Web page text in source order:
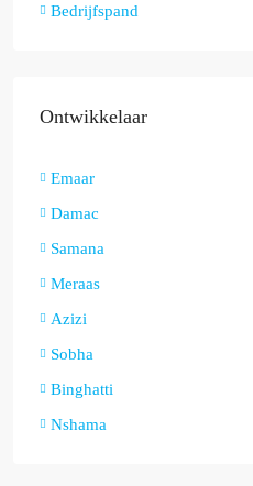
Bedrijfspand
Ontwikkelaar
Emaar
Damac
Samana
Meraas
Azizi
Sobha
Binghatti
Nshama